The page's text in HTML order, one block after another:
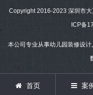
Copyright 2016-2023 深圳市
ICP备
本公司专业从事幼儿园装修设
首页 案